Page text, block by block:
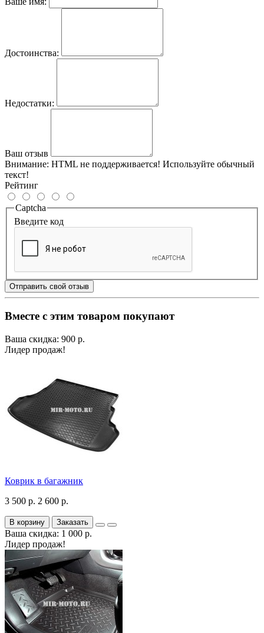
Достоинства:
Недостатки:
Ваш отзыв
Внимание: HTML не поддерживается! Используйте обычный
текст!
Рейтинг
Captcha
Введите код
Отправить свой отзыв
Вместе с этим товаром покупают
Ваша скидка: 900 р.
Лидер продаж!
Коврик в багажник
3 500 р. 2 600 р.
В корзину Заказать
Ваша скидка: 1 000 р.
Лидер продаж!